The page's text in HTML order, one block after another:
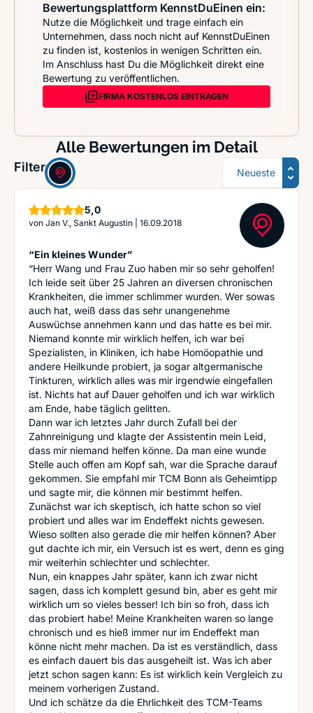
Bewertungsplattform KennstDuEinen ein:
Nutze die Möglichkeit und trage einfach ein
Unternehmen, dass noch nicht auf KennstDuEinen
zu finden ist, kostenlos in wenigen Schritten ein.
Im Anschluss hast Du die Möglichkeit direkt eine
Bewertung zu veröffentlichen.
FIRMA KOSTENLOS EINTRAGEN
Alle Bewertungen im Detail
Filter: Sortierung
5,0Sterne
von Jan V., Sankt Augustin 16.09.2018
“Ein kleines Wunder”
“Herr Wang und Frau Zuo haben mir so sehr geholfen!
Ich leide seit über 25 Jahren an diversen chronischen
Krankheiten, die immer schlimmer wurden. Wer sowas
auch hat, weiß dass das sehr unangenehme
Auswüchse annehmen kann und das hatte es bei mir.
Niemand konnte mir wirklich helfen, ich war bei
Spezialisten, in Kliniken, ich habe Homöopathie und
andere Heilkunde probiert, ja sogar altgermanische
Tinkturen, wirklich alles was mir irgendwie eingefallen
ist. Nichts hat auf Dauer geholfen und ich war wirklich
am Ende, habe täglich gelitten.
Dann war ich letztes Jahr durch Zufall bei der
Zahnreinigung und klagte der Assistentin mein Leid,
dass mir niemand helfen könne. Da man eine wunde
Stelle auch offen am Kopf sah, war die Sprache darauf
gekommen. Sie empfahl mir TCM Bonn als Geheimtipp
und sagte mir, die können mir bestimmt helfen.
Zunächst war ich skeptisch, ich hatte schon so viel
probiert und alles war im Endeffekt nichts gewesen.
Wieso sollten also gerade die mir helfen können? Aber
gut dachte ich mir, ein Versuch ist es wert, denn es ging
mir weiterhin schlechter und schlechter.
Nun, ein knappes Jahr später, kann ich zwar nicht
sagen, dass ich komplett gesund bin, aber es geht mir
wirklich um so vieles besser! Ich bin so froh, dass ich
das probiert habe! Meine Krankheiten waren so lange
chronisch und es hieß immer nur im Endeffekt man
könne nicht mehr machen. Da ist es verständlich, dass
es einfach dauert bis das ausgeheilt ist. Was ich aber
jetzt schon sagen kann: Es ist wirklich kein Vergleich zu
meinem vorherigen Zustand.
Und ich schätze da die Ehrlichkeit des TCM-Teams